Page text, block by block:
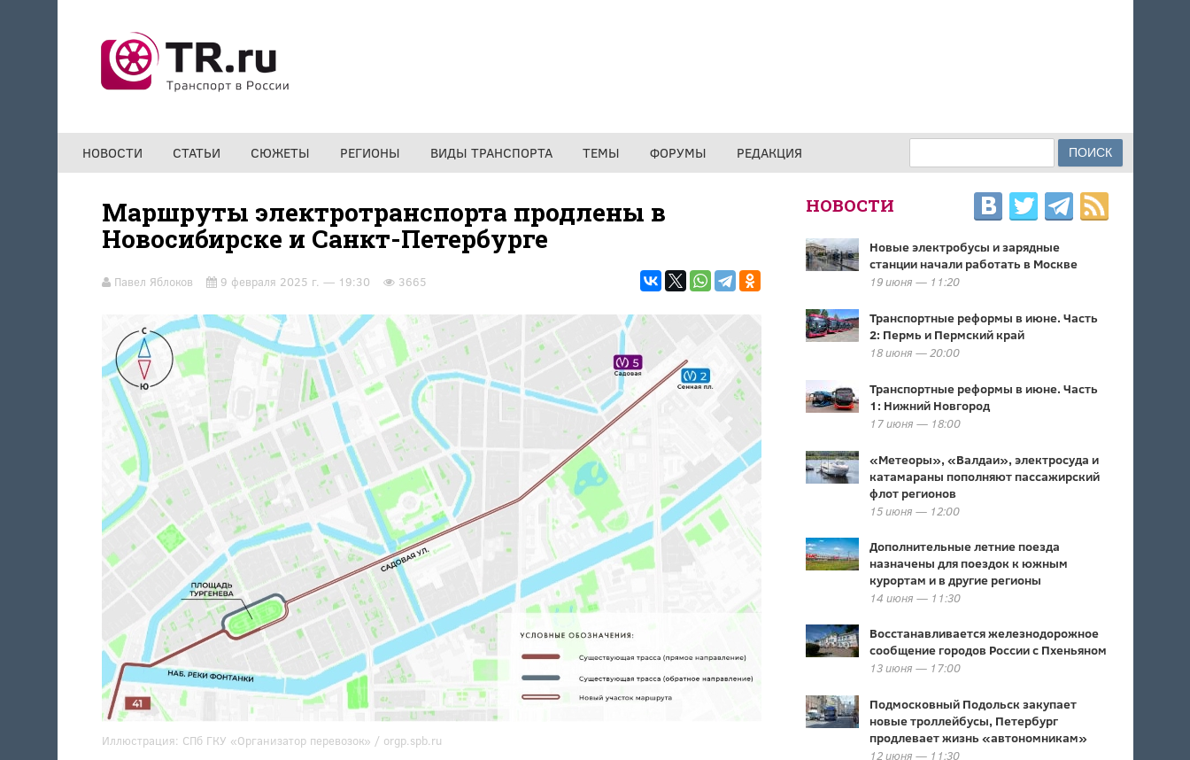
НОВОСТИ СТАТЬИ СЮЖЕТЫ РЕГИОНЫ ВИДЫ ТРАНСПОРТА ТЕМЫ ФОРУМЫ РЕДАКЦИЯ ФОРМА ПОИСКА
Маршруты электротранспорта продлены в
Новосибирске и Санкт-Петербурге
Павел Яблоков 9 февраля 2025 г. — 19:30 3665
Иллюстрация: СПб ГКУ «Организатор перевозок» / orgp.spb.ru
НОВОСТИ
Новые электробусы и зарядные
станции начали работать в Москве
19 июня — 11:20
Транспортные реформы в июне. Часть
2: Пермь и Пермский край
18 июня — 20:00
Транспортные реформы в июне. Часть
1: Нижний Новгород
17 июня — 18:00
«Метеоры», «Валдаи», электросуда и
катамараны пополняют пассажирский
флот регионов
15 июня — 12:00
Дополнительные летние поезда
назначены для поездок к южным
курортам и в другие регионы
14 июня — 11:30
Восстанавливается железнодорожное
сообщение городов России с Пхеньяном
13 июня — 17:00
Подмосковный Подольск закупает
новые троллейбусы, Петербург
продлевает жизнь «автономникам»
12 июня — 11:30